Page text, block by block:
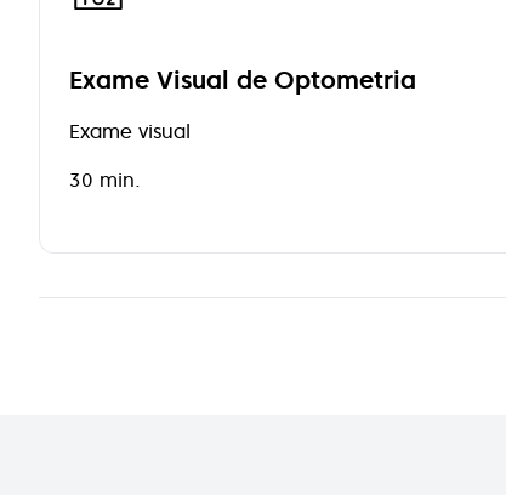
Exame Visual de Optometria
Exame visual
30 min.